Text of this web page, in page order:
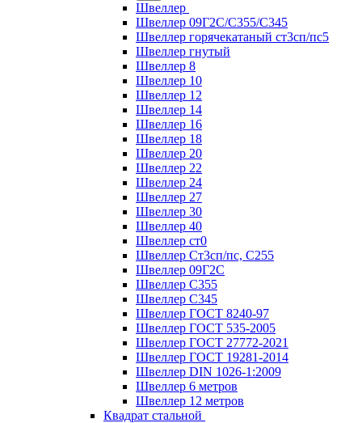
Швеллер
Швеллер 09Г2С/С355/С345
Швеллер горячекатаный ст3сп/пс5
Швеллер гнутый
Швеллер 8
Швеллер 10
Швеллер 12
Швеллер 14
Швеллер 16
Швеллер 18
Швеллер 20
Швеллер 22
Швеллер 24
Швеллер 27
Швеллер 30
Швеллер 40
Швеллер ст0
Швеллер Ст3сп/пс, С255
Швеллер 09Г2С
Швеллер С355
Швеллер С345
Швеллер ГОСТ 8240-97
Швеллер ГОСТ 535-2005
Швеллер ГОСТ 27772-2021
Швеллер ГОСТ 19281-2014
Швеллер DIN 1026-1:2009
Швеллер 6 метров
Швеллер 12 метров
Квадрат стальной